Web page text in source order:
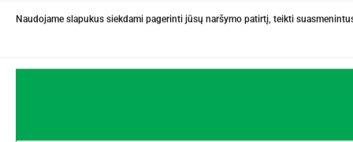
Naudojame slapukus siekdami pagerinti jūsų naršymo patirtį, teikti